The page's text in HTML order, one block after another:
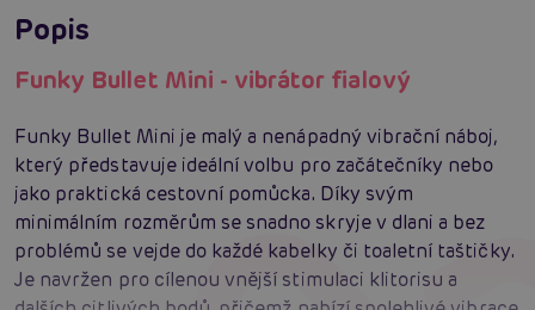
Popis
Funky Bullet Mini - vibrátor fialový
Funky Bullet Mini je malý a nenápadný vibrační náboj,
který představuje ideální volbu pro začátečníky nebo
jako praktická cestovní pomůcka. Díky svým
minimálním rozměrům se snadno skryje v dlani a bez
problémů se vejde do každé kabelky či toaletní taštičky.
Je navržen pro cílenou vnější stimulaci klitorisu a